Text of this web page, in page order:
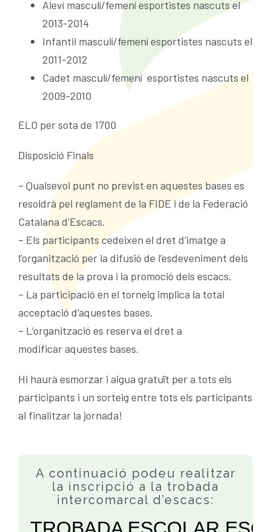
Aleví masculí/femení esportistes nascuts el
2013-2014
Infantil masculí/femení esportistes nascuts el
2011-2012
Cadet masculí/femení esportistes nascuts el
2009-2010
ELO per sota de 1700
Disposició Finals
– Qualsevol punt no previst en aquestes bases es
resoldrà pel reglament de la FIDE i de la Federació
Catalana d’Escacs.
– Els participants cedeixen el dret d’imatge a
l’organització per la difusió de l’esdeveniment dels
resultats de la prova i la promoció dels escacs.
– La participació en el torneig implica la total
acceptació d’aquestes bases.
– L’organització es reserva el dret a
modificar aquestes bases.
Hi haurà esmorzar i aigua gratuït per a tots els
participants i un sorteig entre tots els participants
al finalitzar la jornada!
A continuació podeu realitzar
la inscripció a la trobada
intercomarcal d’escacs: